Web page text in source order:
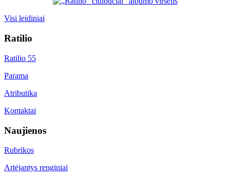
Visi leidiniai
Ratilio
Ratilio 55
Parama
Atributika
Kontaktai
Naujienos
Rubrikos
Artėjantys renginiai